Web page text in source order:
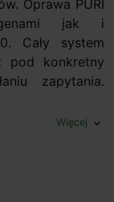
Oprawa PURI
jak i
Cały system
pod konkretny
zapytania.
Więcej expand_more